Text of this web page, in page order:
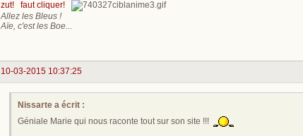
zut! faut cliquer!
Allez les Bleus !
Aïe, c'est les Boe...
10-03-2015 10:37:25
Nissarte a écrit :
Géniale Marie qui nous raconte tout sur son site !!!